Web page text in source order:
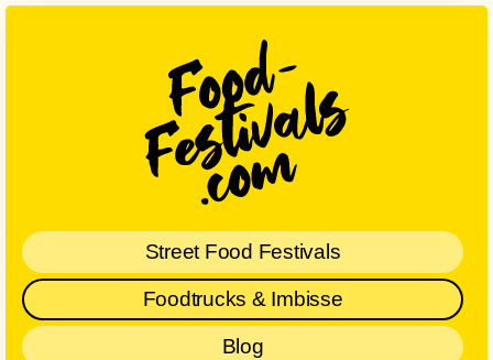
Street Food Festivals
Foodtrucks & Imbisse
Blog